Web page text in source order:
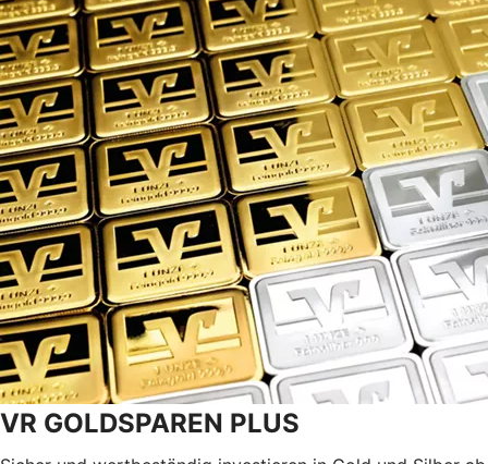
VR GOLDSPAREN PLUS